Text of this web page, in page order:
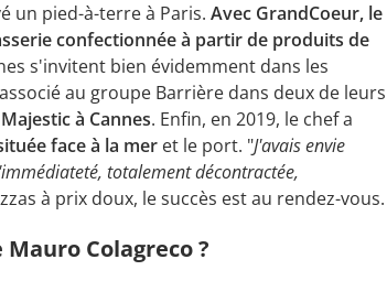
un pied-à-terre à Paris. Avec GrandCoeur, le
confectionnée à partir de produits de
s'invitent bien évidemment dans les
au groupe Barrière dans deux de leurs
à Cannes. Enfin, en 2019, le chef a
face à la mer et le port. "J'avais envie
totalement décontractée,
à prix doux, le succès est au rendez-vous.
Colagreco ?